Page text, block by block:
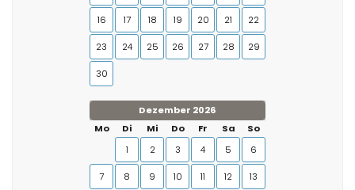
16 17 18 19 20 21 22
23 24 25 26 27 28 29
30
Dezember 2026
Mo
Di Mi Do Fr Sa
So
1
2 3 4 5 6
7 8 9 10 11 12 13